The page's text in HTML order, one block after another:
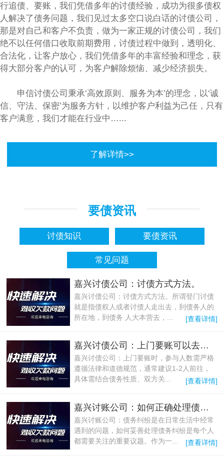
行追债、要账，我们凭借多年的讨债经验，成功为很多债权
人解决了债务问题，我们见过太多空口说白话的讨债公司，
那是对自己和客户不负责，做为一家正规的讨债公司，我们
绝不以任何借口收取前期费用，讨债过程中做到，透明化、
合法化，让客户放心，我们凭借多年的丰富经验和理念，获
得大部分客户的认可，为客户解除烦恼、减少经济损失。
申信讨债公司秉承‘高效原则、服务为本’的理念，以‘诚
信、守法、保密’为服务方针，以维护客户利益为己任，只有
客户满意，我们才能在行业中…...
了解详情>>
要债资讯
讨债知识 要债资讯
常见问题
嘉兴讨债公司：讨债方式方法。
嘉兴讨债公司：讨债方式方法。所谓登门讨债
就是指债权人或者讨债人走出去，到债务人的
所在地，到债务 人大本营去，...
[查看详情]
嘉兴讨债公司：上门要账可以去几个人？
嘉兴讨债公司：上门要账时，参与人数需严格
遵循法律和道德规范，通常建议1-2人前往，
具体需结合债务性质、双方关...
[查看详情]
嘉兴讨账公司：如何正确处理债务纠纷
嘉兴讨账公司：债务纠纷是在日常生活中经常
遇到的问题，如何妥善处理债务纠纷是每个人
都需要关注的重要议题。作为一...
[查看详情]